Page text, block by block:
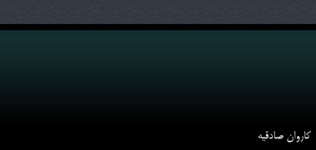
کاروان صادقیه